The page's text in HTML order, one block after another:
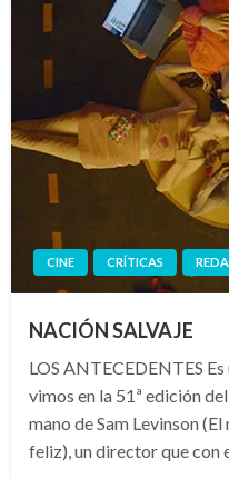
CINE CRÍTICAS
NACIÓN SALVAJE
LOS ANTECEDENTES
vimos en la 51ª edición
mano de Sam Levinson
feliz), un director que con